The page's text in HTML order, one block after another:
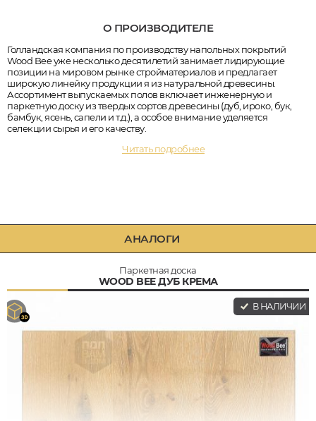
О ПРОИЗВОДИТЕЛЕ
Голландская компания по производству напольных покрытий
Wood Bee уже несколько десятилетий занимает лидирующие
позиции на мировом рынке стройматериалов и предлагает
широкую линейку продукции я из натуральной древесины.
Ассортимент выпускаемых полов включает инженерную и
паркетную доску из твердых сортов древесины (дуб, ироко, бук,
бамбук, ясень, сапели и т.д.), а особое внимание уделяется
селекции сырья и его качеству.
Читать подробнее
АНАЛОГИ
Паркетная доска
WOOD BEE ДУБ КРЕМА
В НАЛИЧИИ